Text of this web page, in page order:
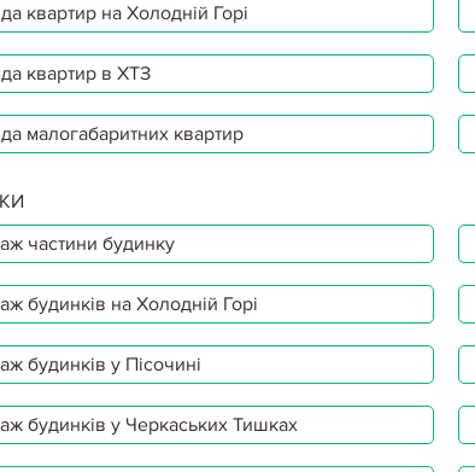
квартир на Холодній Горі
квартир в ХТЗ
малогабаритних квартир
частини будинку
будинків на Холодній Горі
будинків у Пісочині
будинків у Черкаських Тишках